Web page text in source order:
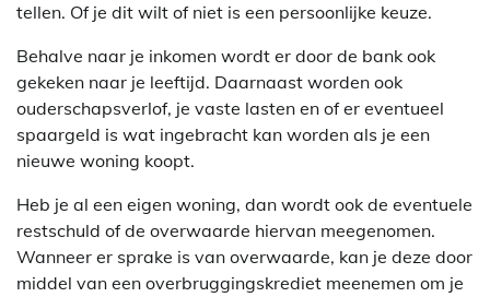
tellen. Of je dit wilt of niet is een persoonlijke keuze.
Behalve naar je inkomen wordt er door de bank ook
gekeken naar je leeftijd. Daarnaast worden ook
ouderschapsverlof, je vaste lasten en of er eventueel
spaargeld is wat ingebracht kan worden als je een
nieuwe woning koopt.
Heb je al een eigen woning, dan wordt ook de eventuele
restschuld of de overwaarde hiervan meegenomen.
Wanneer er sprake is van overwaarde, kan je deze door
middel van een overbruggingskrediet meenemen om je